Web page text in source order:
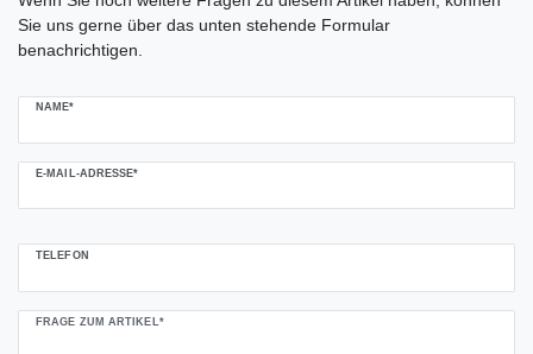
Sie uns gerne über das unten stehende Formular
benachrichtigen.
NAME*
E-MAIL-ADRESSE*
TELEFON
FRAGE ZUM ARTIKEL*